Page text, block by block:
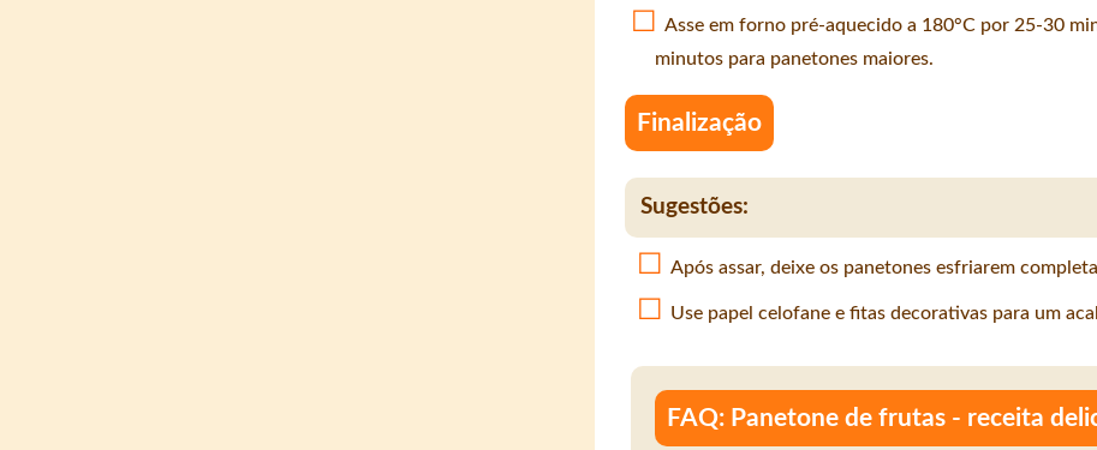
Asse em forno pré-aquecido a 180°C por 25-30
minutos para panetones maiores.
Finalização
Sugestões:
Após assar, deixe os panetones esfriarem
Use papel celofane e fitas decorativas para um
FAQ: Panetone de frutas - receita